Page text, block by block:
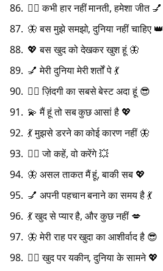
💁‍♀️ कभी हार नहीं मानती, हमेशा जीत 💅
🦋 बस मुझे समझो, दुनिया नहीं चाहिए 👑
💖 बस खुद को देखकर खुश हूं 🦋
💅 मेरी दुनिया मेरी शर्तों पे 💃
💁‍♀️ ज़िंदगी का सबसे बेस्ट अदा हूं 😎
💫 मैं हूं तो सब कुछ आसां है 💖
💃 मुझसे डरने का कोई कारण नहीं 🦋
💁‍♀️ जो कहें, वो करेंगे 💥
🦋 असल ताकत मैं हूं, बाकी सब 💖
💅 अपनी पहचान बनाने का समय है 💃
💃 खुद से प्यार है, और कुछ नहीं 💋
🦋 मेरी राह पर खुदा का आशीर्वाद है 😎
💁‍♀️ खुद पर यकीन, दुनिया के सामने 💖